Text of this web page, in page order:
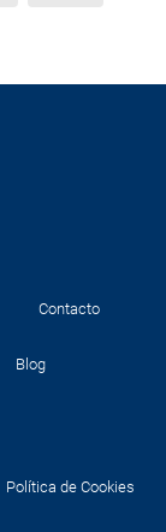
Contacto
Blog
Política de Cookies